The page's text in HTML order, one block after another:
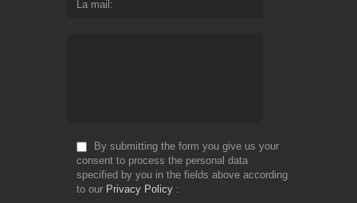
La mail
By submitting the form you give us your
consent to process the personal data
specified by you in the fields above according
to our Privacy Policy